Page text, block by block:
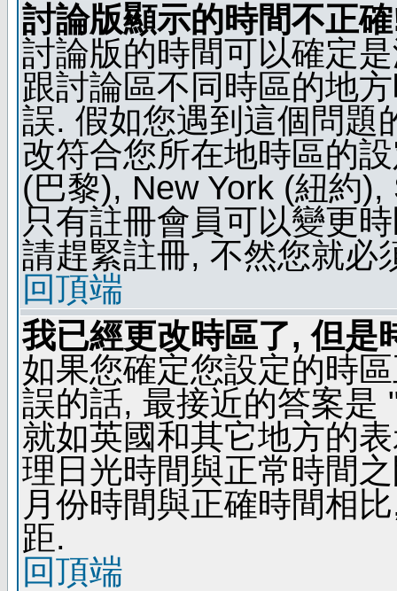
討論版顯示的時間不正
討論版的時間可以確定
跟討論區不同時區的地
誤. 假如您遇到這個問題
改符合您所在地時區的
(巴黎), New York (紐約
只有註冊會員可以變更
請趕緊註冊, 不然您就必
回頂端
我已經更改時區了, 但是
如果您確定您設定的時
誤的話, 最接近的答案是
就如英國和其它地方的
理日光時間與正常時間
月份時間與正確時間相
距.
回頂端